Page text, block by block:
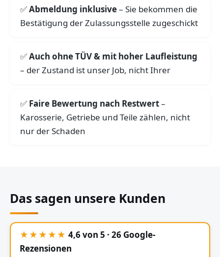
Abmeldung inklusive– Sie bekommen die
Bestätigung der Zulassungsstelle zugeschickt
Auch ohne TÜV & mit hoher Laufleistung
– der Zustand ist unser Job, nicht Ihrer
Faire Bewertung nach Restwert–
Karosserie, Getriebe und Teile zählen, nicht
nur der Schaden
Das sagen unsere Kunden
★★★★★ 4,6 von 5 · 26 Google-
Rezensionen